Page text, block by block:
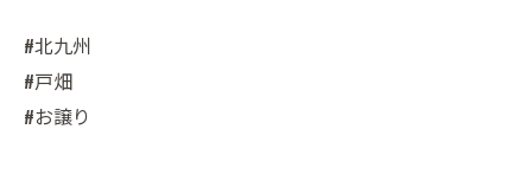
#北九州
#戸畑
#お譲り